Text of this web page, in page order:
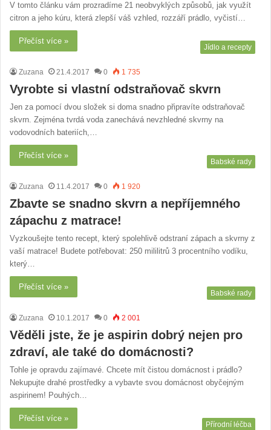
V tomto článku vám prozradíme 21 neobvyklých způsobů, jak využít
citron a jeho kúru, která zlepší váš vzhled, rozzáří prádlo, vyčistí…
Přečíst více »
Jídlo a recepty
Zuzana 21.4.2017 0 1 735
Vyrobte si vlastní odstraňovač skvrn
Jen za pomocí dvou složek si doma snadno připravíte odstraňovač
skvrn. Zejména tvrdá voda zanechává nevzhledné skvrny na
vodovodních bateriích,…
Přečíst více »
Babské rady
Zuzana 11.4.2017 0 1 920
Zbavte se snadno skvrn a nepříjemného
zápachu z matrace!
Vyzkoušejte tento recept, který spolehlivě odstraní zápach a skvrny z
vaší matrace! Budete potřebovat: 250 mililitrů 3 procentního vodíku,
který…
Přečíst více »
Babské rady
Zuzana 10.1.2017 0 2 001
Věděli jste, že je aspirin dobrý nejen pro
zdraví, ale také do domácnosti?
Tohle je opravdu zajímavé. Chcete mít čistou domácnost i prádlo?
Nekupujte drahé prostředky a vybavte svou domácnost obyčejným
aspirinem! Pouhých…
Přečíst více »
Přírodní léčba